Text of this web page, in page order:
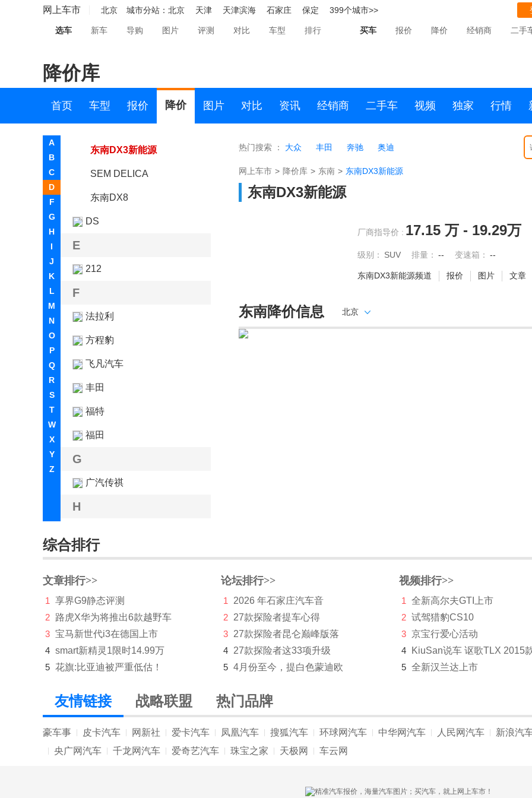
网上车市 北京 城市分站： 北京 天津 天津滨海 石家庄 保定 399个城市>>
选车 新车 导购 图片 评测 对比 车型 排行 买车 报价 降价 经销商 二手
降价库
首页 车型 报价 降价 图片 对比 资讯 经销商 二手车 视频 独家 行情
A
B
C
D
F
G
H
I
J
K
L
M
N
O
P
Q
R
S
T
W
X
Y
Z
东风纳米
东风瑞泰特
东风奕派
东南
东南汽车
东南DX3新能源
SEM DELICA
东南DX8
DS
E
212
F
法拉利
方程豹
飞凡汽车
丰田
福特
福田
G
广汽传祺
H
海马
昊铂
合创
恒源电动汽车
红旗
宏瑞汽车
华晨新日
华境
华为问界
热门搜索 ： 大众 丰田 奔驰 奥迪
网上车市 > 降价库 > 东南 > 东南DX3新能源
东南DX3新能源
厂商指导价 : 17.15 万 - 19.29万
级别： SUV 排量： -- 变速箱： --
东南DX3新能源频道 报价 图片 文章
东南降价信息 北京
综合排行
文章排行>>
1
享界G9静态评测
2 路虎X华为将推出6款越野车
3 宝马新世代i3在德国上市
4 smart新精灵1限时14.99万
5 花旗:比亚迪被严重低估！
论坛排行>>
1
2026 年石家庄汽车音
2 27款探险者提车心得
3 27款探险者昆仑巅峰版落
4 27款探险者这33项升级
5 4月份至今，提白色蒙迪欧
视频排行>>
1
全新高尔夫GTI上市
2 试驾猎豹CS10
3 京宝行爱心活动
4
KiuSan说车 讴歌TLX 2015
5 全新汉兰达上市
友情链接 战略联盟 热门品牌
豪车事 皮卡汽车 网新社 爱卡汽车 凤凰汽车 搜狐汽车 环球网汽车 中华网汽车 人民网汽车 新浪汽
央广网汽车 千龙网汽车 爱奇艺汽车 珠宝之家 天极网 车云网